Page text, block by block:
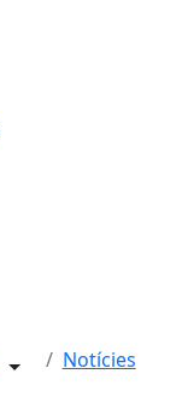
Notícies